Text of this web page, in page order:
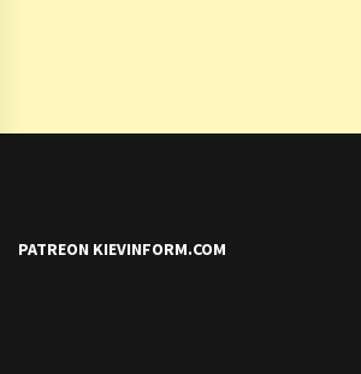
PATREON KIEVINFORM.COM